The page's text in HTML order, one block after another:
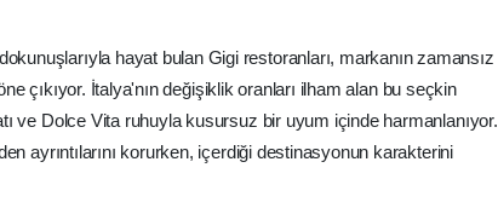
hayat bulan Gigi restoranları, markanın zamansız
öne çıkıyor. İtalya'nın değişiklik oranları ilham alan bu seçkin
ve Dolce Vita ruhuyla kusursuz bir uyum içinde harmanlanıyor.
ayrıntılarını korurken, içerdiği destinasyonun karakterini